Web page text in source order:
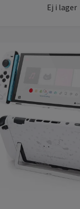
Ej i lager